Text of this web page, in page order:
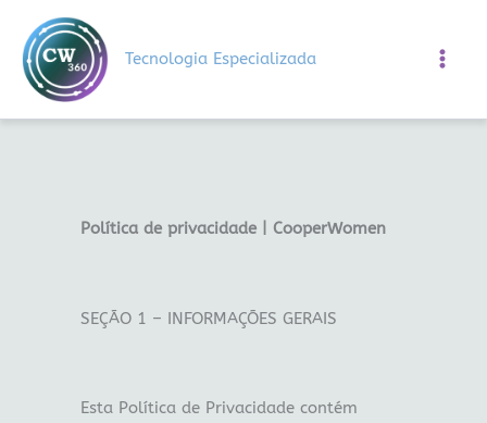
para
conteúdo
Tecnologia Especializada
Política de privacidade | CooperWomen
SEÇÃO 1 – INFORMAÇÕES GERAIS
Esta Política de Privacidade contém